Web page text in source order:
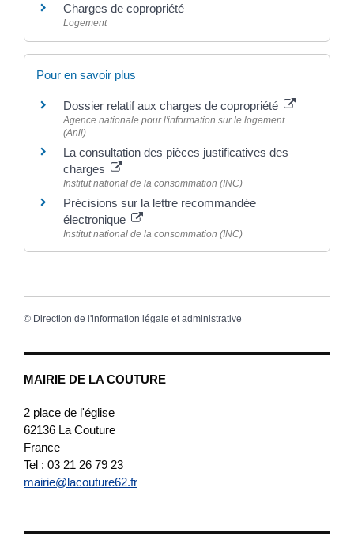
MAIRIE DE LA COUTURE
2 place de l'église
62136 La Couture
France
Tel : 03 21 26 79 23
mairie@lacouture62.fr
Charges de copropriété
Logement
Pour en savoir plus
Dossier relatif aux charges de copropriété
Agence nationale pour l'information sur le logement
(Anil)
La consultation des pièces justificatives des
charges
Institut national de la consommation (INC)
Précisions sur la lettre recommandée
électronique
Institut national de la consommation (INC)
© Direction de l'information légale et administrative